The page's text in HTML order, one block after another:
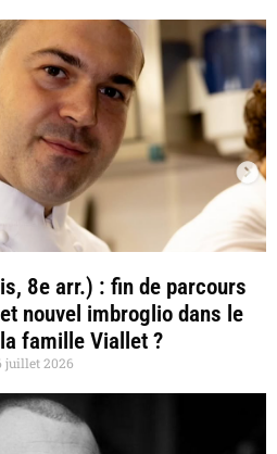
8e arr.) : fin de parcours
nouvel imbroglio dans le
famille Viallet ?
juillet 2026